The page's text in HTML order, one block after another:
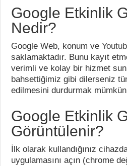
Google Etkinlik
Nedir?
Google Web, konum ve
saklamaktadır. Bunu kayıt
verimli ve kolay bir hizmet
bahsettiğimiz gibi dilerseniz
edilmesini durdurmak
Google Etkinlik
Görüntülenir?
İlk olarak kullandığınız
uygulamasını açın (chrome